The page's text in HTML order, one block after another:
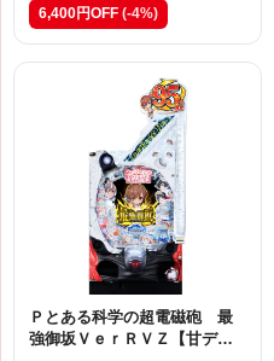
6,400円OFF (-4%)
Ｐとある科学の超電磁砲 最
強御坂ＶｅｒＲＶＺ【甘デ